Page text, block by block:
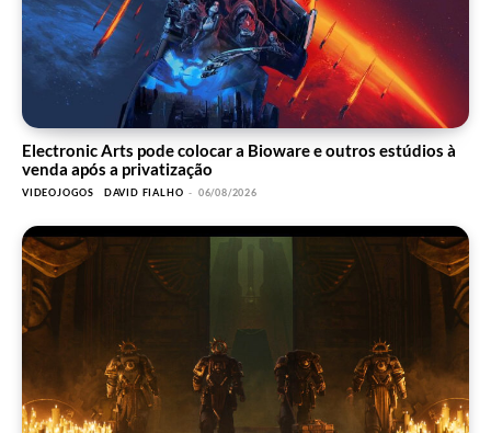
Electronic Arts pode colocar a Bioware e outros estúdios à
venda após a privatização
VIDEOJOGOS DAVID FIALHO - 06/08/2026